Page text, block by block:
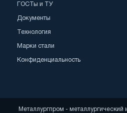
ГОСТы и ТУ
Документы
Технология
Марки стали
Конфиденциальность
Металлургпром - металлургический